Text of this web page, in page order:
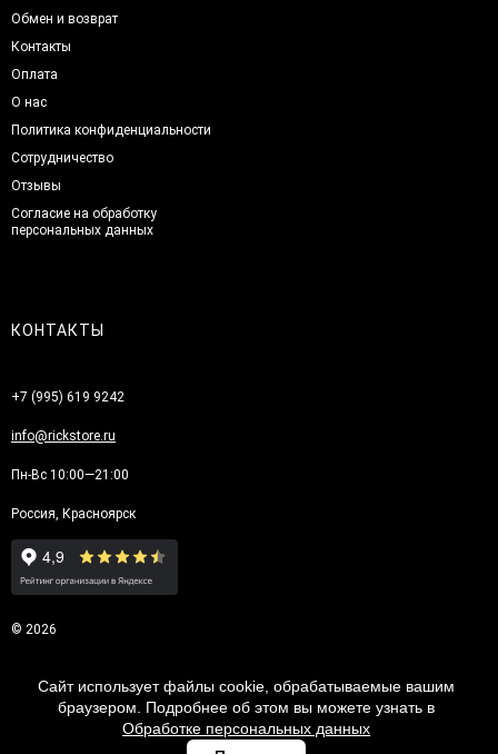
Обмен и возврат
Контакты
Оплата
О нас
Политика конфиденциальности
Сотрудничество
Отзывы
Согласие на обработку
персональных данных
КОНТАКТЫ
+7 (995) 619 9242
info@rickstore.ru
Пн-Вс 10:00—21:00
Россия, Красноярск
© 2026
Сайт использует файлы cookie, обрабатываемые вашим
браузером. Подробнее об этом вы можете узнать в
Обработке персональных данных